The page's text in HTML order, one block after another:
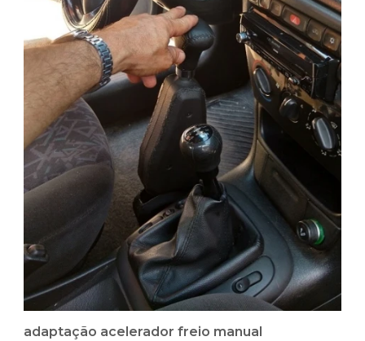
adaptação acelerador freio manual